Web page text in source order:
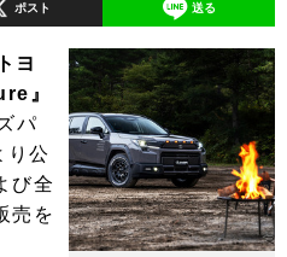
沖縄
愛車 File
ストップ！不具合修理＆粗悪修理
洗車
コーティング
防錆
ポスト 送る
トヨ
』
パ
り公
び全
売を